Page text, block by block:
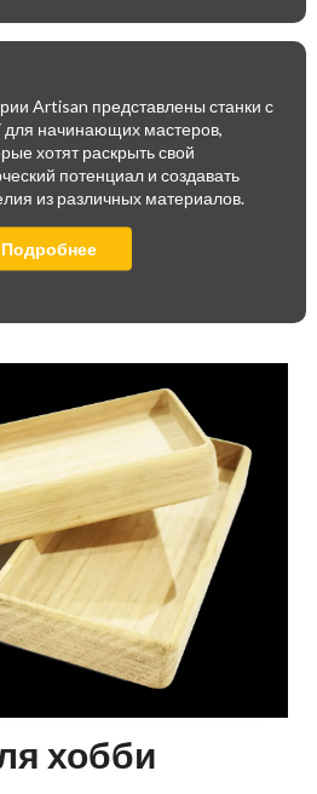
Artisan представлены станки с
начинающих мастеров,
хотят раскрыть свой
потенциал и создавать
из различных материалов.
Подробнее
хобби